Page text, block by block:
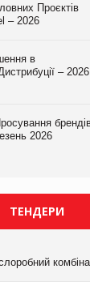
Проєктів
– 2026
в
– 2026.
2026
ТЕНДЕРИ